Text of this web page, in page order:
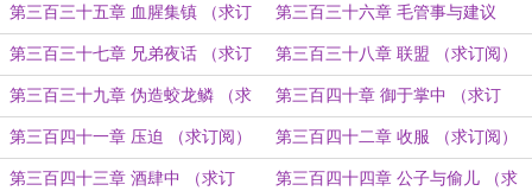
阅） 订阅）
第三百三十五章 血腥集镇 （求订
阅）
第三百三十六章 毛管事与建议
（求订阅）
第三百三十七章 兄弟夜话 （求订
阅）
第三百三十八章 联盟 （求订阅）
第三百三十九章 伪造蛟龙鳞 （求
订阅）
第三百四十章 御于掌中 （求订
阅）
第三百四十一章 压迫 （求订阅） 第三百四十二章 收服 （求订阅）
第三百四十三章 酒肆中 （求订 第三百四十四章 公子与偷儿 （求